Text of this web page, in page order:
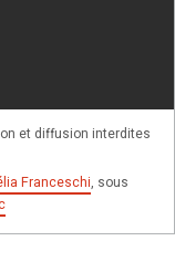
et diffusion interdites
Franceschi, sous